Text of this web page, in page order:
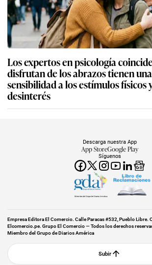
Los expertos en psicología
disfrutan de los abrazos tienen
sensibilidad a los estímulos físicos
desinterés
Síguenos
Descarga nuestra App
App StoreGoogle Play
Miembro del Grupo de Diarios América
Empresa Editora El Comercio. Calle Paracas #532, Pueblo Libre.
Elcomercio.pe. Grupo El Comercio — Todos los derechos
Miembro del Grupo de Diarios América
Subir